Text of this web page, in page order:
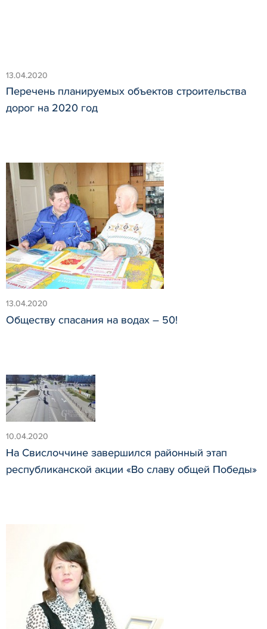
13.04.2020
Перечень планируемых объектов строительства
дорог на 2020 год
13.04.2020
Обществу спасания на водах – 50!
10.04.2020
На Свислоччине завершился районный этап
республиканской акции «Во славу общей Победы»